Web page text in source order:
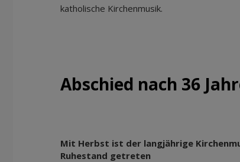
katholische Kirchenmusik.
Abschied nach 36
Mit Herbst ist der langjährige
Ruhestand getreten